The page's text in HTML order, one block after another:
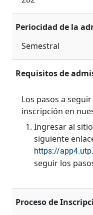
Periocidad de la
Semestral
Requisitos de
Los pasos a
inscripción en
Ingresar al
siguiente
https://
seguir los
Proceso de